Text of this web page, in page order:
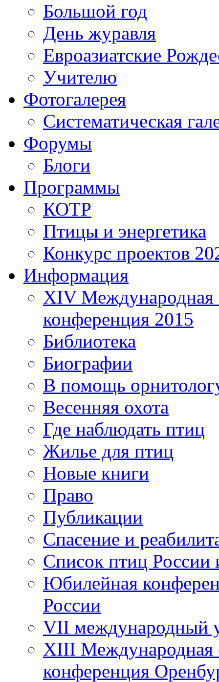
Большой год
День журавля
Евроазиатские
Учителю
Фотогалерея
Систематическая
Форумы
Блоги
Программы
КОТР
Птицы и энергетика
Конкурс проектов
Информация
XIV Международная
конференция 2015
Библиотека
Биографии
В помощь
Весенняя охота
Где наблюдать птиц
Жилье для птиц
Новые книги
Право
Публикации
Спасение и
Список птиц России
Юбилейная
России
VII международный
XIII Международная
конференция